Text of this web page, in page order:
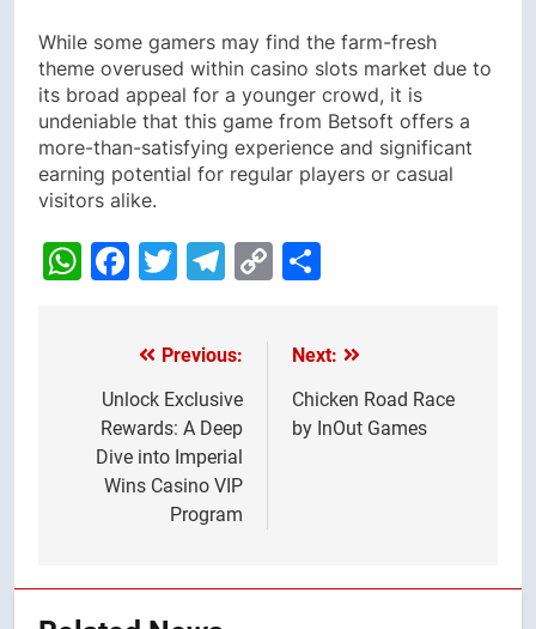
While some gamers may find the farm-fresh
theme overused within casino slots market due to
its broad appeal for a younger crowd, it is
undeniable that this game from Betsoft offers a
more-than-satisfying experience and significant
earning potential for regular players or casual
visitors alike.
WhatsApp
Facebook
Twitter
Telegram
Copy
navigation
Previous:
Unlock Exclusive
Rewards: A Deep
Dive into Imperial
Wins Casino VIP
Program
Next:
Chicken Road Race
by InOut Games